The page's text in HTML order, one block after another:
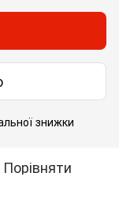
знижки
Порівняти